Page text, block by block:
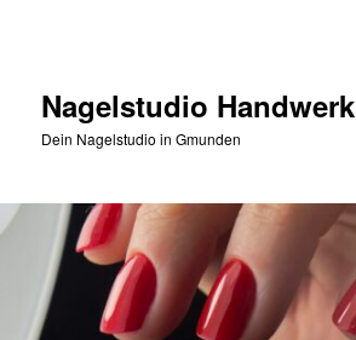
Nagelstudio Handwerk
Dein Nagelstudio in Gmunden